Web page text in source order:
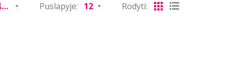
Puslapyje: Rodyti: